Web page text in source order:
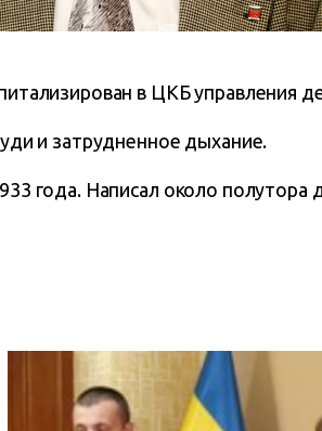
в ЦКБ управления
и затрудненное дыхание.
года. Написал около полутора